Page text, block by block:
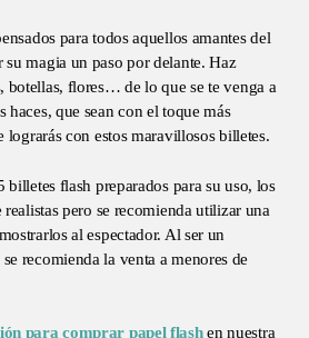
para todos aquellos amantes del
magia un paso por delante. Haz
botellas, flores… de lo que se te venga a
haces, que sean con el toque más
lograrás con estos maravillosos billetes.
billetes flash preparados para su uso, los
realistas pero se recomienda utilizar una
al espectador. Al ser un
recomienda la venta a menores de
para comprar papel flashen nuestra